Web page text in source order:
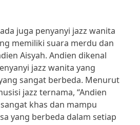
juga penyanyi jazz wanita
memiliki suara merdu dan
Aisyah. Andien dikenal
jazz wanita yang
sangat berbeda. Menurut
jazz ternama, “Andien
khas dan mampu
yang berbeda dalam setiap